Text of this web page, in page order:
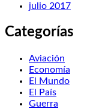
julio 2017
Categorías
Aviación
Economía
El Mundo
El País
Guerra